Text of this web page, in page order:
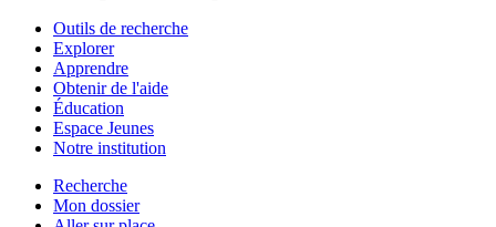
Outils de recherche
Explorer
Apprendre
Obtenir de l'aide
Éducation
Espace Jeunes
Notre institution
Recherche
Mon dossier